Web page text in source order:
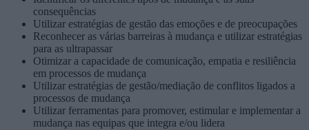
consequências
Utilizar estratégias de gestão das emoções e de preocupações
Reconhecer as várias barreiras à mudança e utilizar estratégias
para as ultrapassar
Otimizar a capacidade de comunicação, empatia e resiliência
em processos de mudança
Utilizar estratégias de gestão/mediação de conflitos ligados a
processos de mudança
Utilizar ferramentas para promover, estimular e implementar a
mudança nas equipas que integra e/ou lidera